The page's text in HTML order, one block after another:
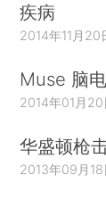
疾病
2014年11月20
Muse 脑
2014年01月20
华盛顿枪
2013年09月18